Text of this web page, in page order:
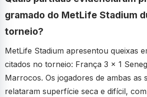
gramado do MetLife Stadium
torneio?
MetLife Stadium apresentou queixas
citados no torneio: França 3 x 1
Marrocos. Os jogadores de ambas as
relataram superfície seca e difícil,